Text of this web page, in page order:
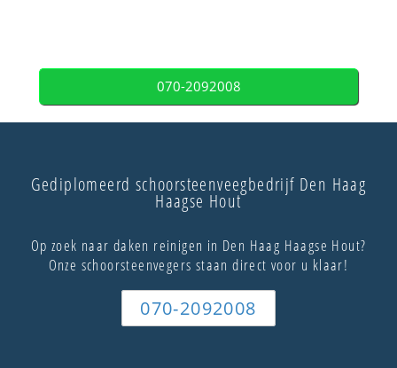
070-2092008
Gediplomeerd schoorsteenveegbedrijf Den Haag
Haagse Hout
Op zoek naar daken reinigen in Den Haag Haagse Hout?
Onze schoorsteenvegers staan direct voor u klaar!
070-2092008